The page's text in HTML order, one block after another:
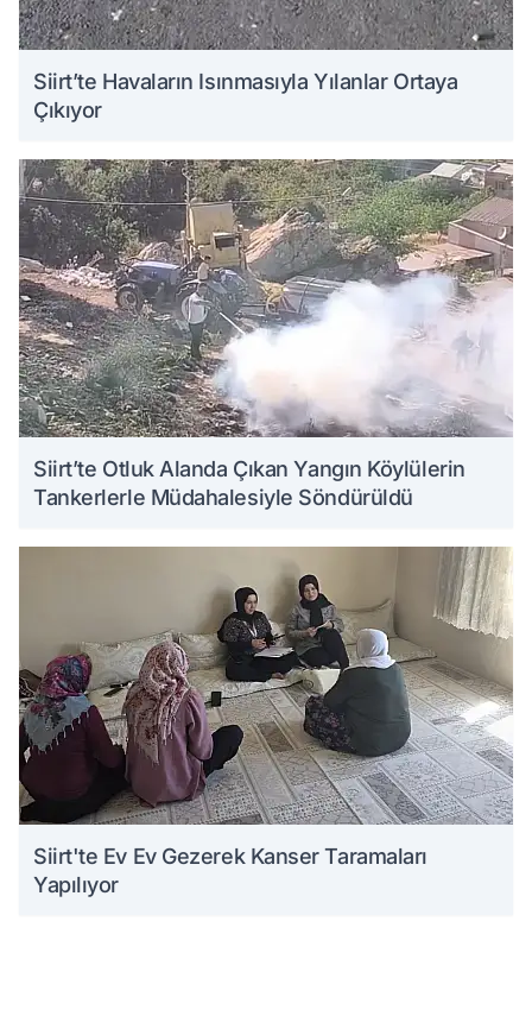
Siirt’te Havaların Isınmasıyla Yılanlar Ortaya
Çıkıyor
Siirt’te Otluk Alanda Çıkan Yangın Köylülerin
Tankerlerle Müdahalesiyle Söndürüldü
Siirt'te Ev Ev Gezerek Kanser Taramaları
Yapılıyor